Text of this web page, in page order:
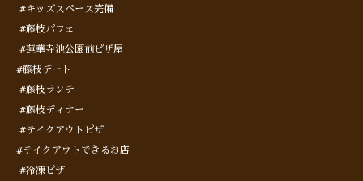
#キッズスペース完備
#藤枝パフェ
#蓮華寺池公園前ピザ屋
#藤枝デート
#藤枝ランチ
#藤枝ディナー
#テイクアウトピザ
#テイクアウトできるお店
#冷凍ピザ